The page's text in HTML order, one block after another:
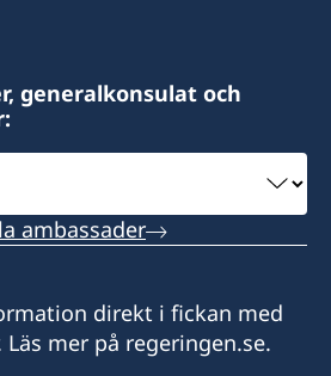
2nd floor, no. 214, Dili,
förfrågan.
Silva
generalkonsulat och
ambassader
direkt i fickan med
Läs mer på regeringen.se.